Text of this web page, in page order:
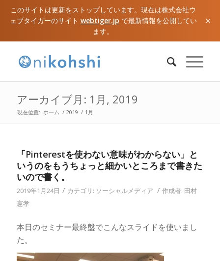
このサイトは更新をストップしています。現在は株式会社ウ
ェブタイガーのサイト webtiger.jp で最新情報を公開してい
ます。
×
アーカイブ月: 1月, 2019
現在位置: ホーム / 2019 / 1月
「Pinterestを使わない意味がわからない」と
いうのをもうちょっと細かいところまで書きた
いので書く。
2019年1月24日 / カテゴリ: ソーシャルメディア / 作成者: 田村
憲孝
本日のセミナー最終盤でこんなスライドを使いまし
た。